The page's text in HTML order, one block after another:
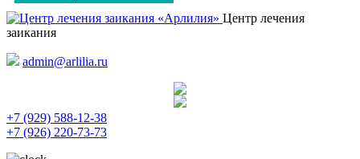
Центр лечения
заикания
admin@arlilia.ru
+7 (929) 588-12-38
+7 (926) 220-73-73